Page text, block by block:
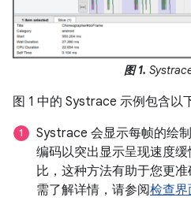
图 1.
图 1 中的 Systrace 示例包含以
Systrace 会显示每帧的绘
编码以突出显示呈现速度
比，这种方法有助于您更
需了解详情，请参阅检查界